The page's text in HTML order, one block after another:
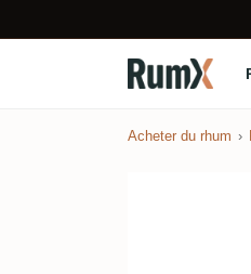
Acheter du rhum